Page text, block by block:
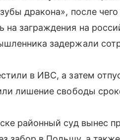
дракона», после
на заграждения на
задержали
в ИВС, а затем
лишение свободы
районный суд вынес